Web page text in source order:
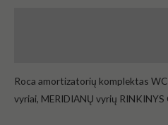
Roca amortizatorių komplektas
vyriai, MERIDIANŲ vyrių RINKINYS